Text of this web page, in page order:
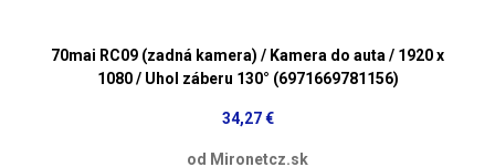
70mai RC09 (zadná kamera) / Kamera do auta / 1920 x
1080 / Uhol záberu 130° (6971669781156)
34,27 €
od Mironetcz.sk